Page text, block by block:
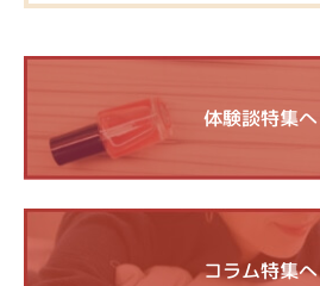
体験談特集へ
コラム特集へ